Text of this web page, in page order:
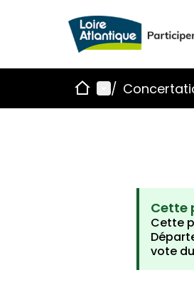
AccueilMenu principal
/
Cette
Cette
vote